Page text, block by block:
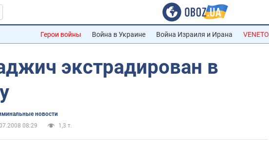
Герои войны Война в Украине Война Израиля и Ирана VENETO
экстрадирован в
новости
08:29
1,3 т.